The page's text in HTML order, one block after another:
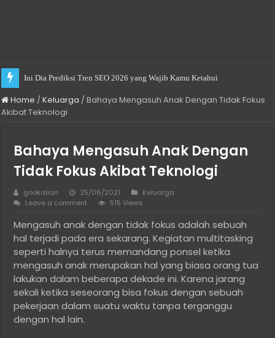
Ini Dia Prediksi Tren SEO 2026 yang Wajib Kamu Ketahui
Practical Choices for Renting a Room in Singapore
Home / Keluarga / Bahaya Mengasuh Anak Dengan Tidak Fokus
Akibat Teknologi
Bahaya Mengasuh Anak Dengan
Tidak Fokus Akibat Teknologi
gookalian 25/06/2021
Keluarga
Leave a comment
515 Views
Mengasuh anak dengan tidak fokus adalah sebuah
hal terjadi pada era sekarang. Kegiatan multitasking
seperti halnya terus memandang ponsel ketika
mengasuh anak merupakan hal yang biasa orang tua
lakukan dalam beberapa dekade ini. Karena jarang
sekali ketika seseorang bisa fokus dengan sebuah
pekerjaan dalam suatu waktu tanpa terganggu
dengan hal lain.